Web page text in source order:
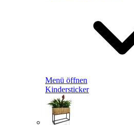
Menü öffnen
Kindersticker